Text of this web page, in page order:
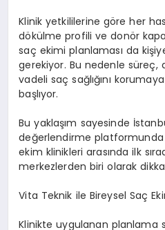
Klinik yetkililerine göre her
dökülme profili ve donör
saç ekimi planlaması da
gerekiyor. Bu nedenle süreç,
vadeli saç sağlığını
başlıyor.
Bu yaklaşım sayesinde
değerlendirme platformunda
ekim klinikleri arasında ilk
merkezlerden biri olarak
Vita Teknik ile Bireysel Saç
Klinikte uygulanan planlama